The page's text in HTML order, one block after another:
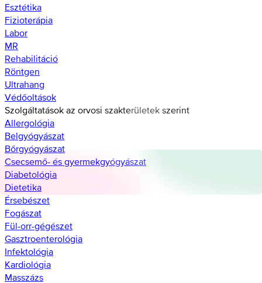
Esztétika
Fizioterápia
Labor
MR
Rehabilitáció
Röntgen
Ultrahang
Védőoltások
Szolgáltatások az orvosi szakterületek szerint
Allergológia
Belgyógyászat
Bőrgyógyászat
Csecsemő- és gyermekgyógyászat
Diabetológia
Dietetika
Érsebészet
Fogászat
Fül-orr-gégészet
Gasztroenterológia
Infektológia
Kardiológia
Masszázs